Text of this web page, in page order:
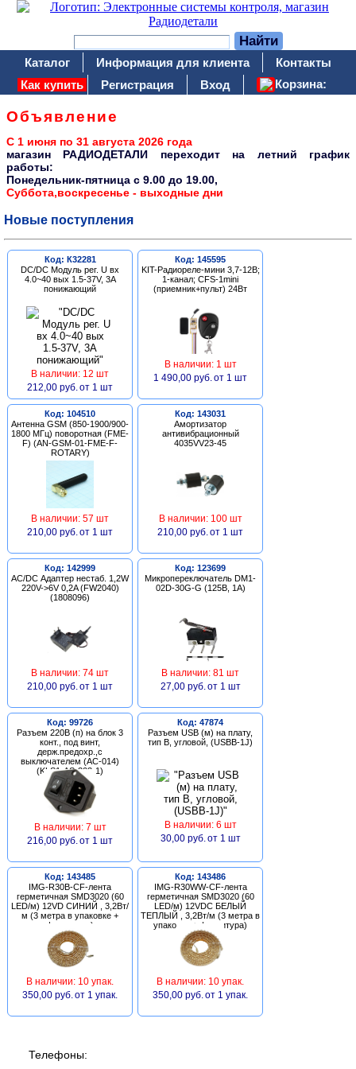
Каталог Информация для клиента
Контакты
Как купить
Регистрация Вход Корзина:
Объявление
С 1 июня по 31 августа 2026 года
магазин РАДИОДЕТАЛИ переходит на летний график
работы:
Понедельник-пятница c 9.00 до 19.00,
Суббота,воскресенье - выходные дни
Новые поступления
Код: К32281
DC/DC Модуль рег. U вх
4.0~40 вых 1.5-37V, 3A
понижающий
В наличии: 12 шт
212,00 руб. от 1 шт
Код: 145595
KIT-Радиореле-мини 3,7-12В;
1-канал; CFS-1mini
(приемник+пульт) 24Вт
В наличии: 1 шт
1 490,00 руб. от 1 шт
Код: 104510
Антенна GSM (850-1900/900-
1800 МГц) поворотная (FME-
F) (AN-GSM-01-FME-F-
ROTARY)
В наличии: 57 шт
210,00 руб. от 1 шт
Код: 143031
Амортизатор
антивибрационный
4035VV23-45
В наличии: 100 шт
210,00 руб. от 1 шт
Код: 142999
AC/DC Адаптер нестаб. 1,2W
220V->6V 0,2A (FW2040)
(1808096)
В наличии: 74 шт
210,00 руб. от 1 шт
Код: 123699
Микропереключатель DM1-
02D-30G-G (125В, 1А)
В наличии: 81 шт
27,00 руб. от 1 шт
Код: 99726
Разъем 220В (п) на блок 3
конт., под винт,
держ.предохр.,с
выключателем (AC-014)
(KLS1-AS-303-1)
В наличии: 7 шт
216,00 руб. от 1 шт
Код: 47874
Разъем USB (м) на плату,
тип В, угловой, (USBB-1J)
В наличии: 6 шт
30,00 руб. от 1 шт
Код: 143485
IMG-R30B-CF-лента
герметичная SMD3020 (60
LED/м) 12VD СИНИЙ , 3,2Вт/
м (3 метра в упаковке +
фурнитура)
В наличии: 10 упак.
350,00 руб. от 1 упак.
Код: 143486
IMG-R30WW-CF-лента
герметичная SMD3020 (60
LED/м) 12VDC БЕЛЫЙ
ТЕПЛЫЙ , 3,2Вт/м (3 метра в
упаковке + фурнитура)
В наличии: 10 упак.
350,00 руб. от 1 упак.
Телефоны: